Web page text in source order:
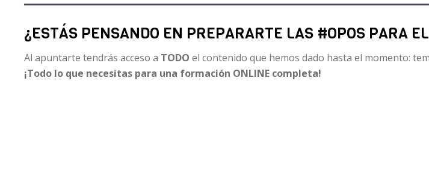
¿ESTÁS PENSANDO EN PREPARARTE LAS #OPOS PARA
Al apuntarte tendrás acceso a TODO el contenido que hemos dado hasta el momento:
¡Todo lo que necesitas para una formación ONLINE completa!